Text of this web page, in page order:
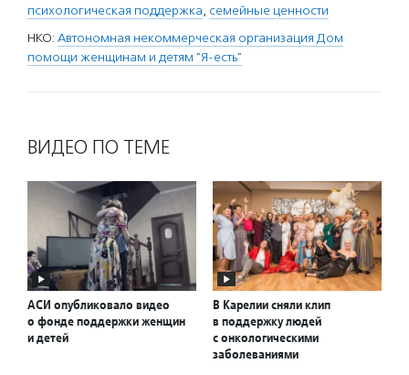
психологическая поддержка, семейные ценности
НКО: Автономная некоммерческая организация Дом
помощи женщинам и детям "Я-есть"
ВИДЕО ПО ТЕМЕ
АСИ опубликовало видео
о фонде поддержки женщин
и детей
В Карелии сняли клип
в поддержку людей
с онкологическими
заболеваниями